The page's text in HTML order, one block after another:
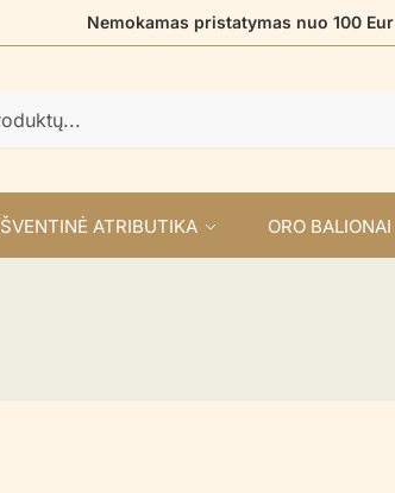
Nemokamas pristatymas nuo 100 Eur
ŠVENTINĖ ATRIBUTIKA ORO BALIONAI